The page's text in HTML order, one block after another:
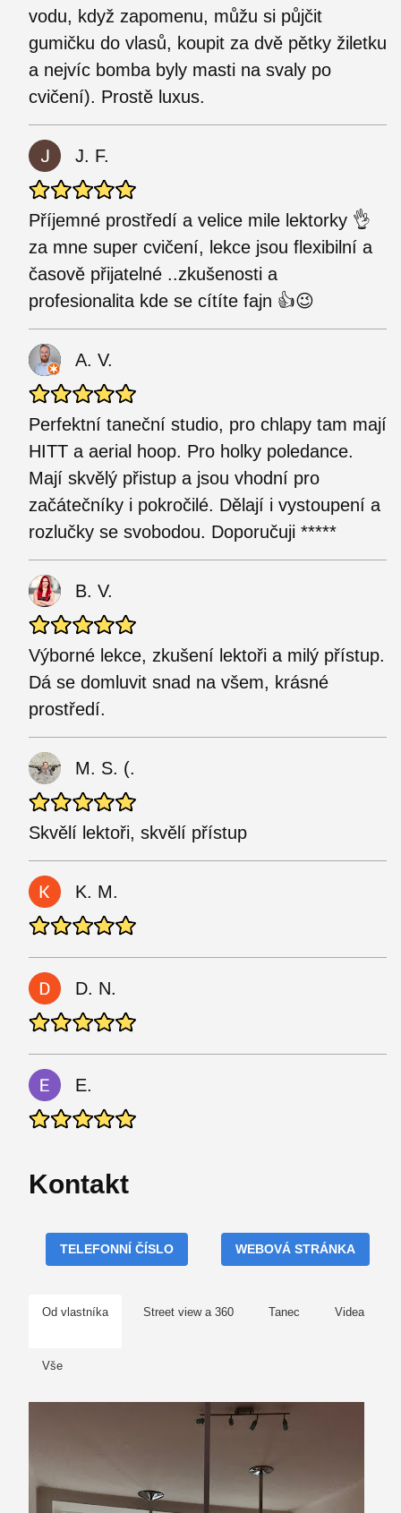
vodu, když zapomenu, můžu si půjčit
gumičku do vlasů, koupit za dvě pětky žiletku
a nejvíc bomba byly masti na svaly po
cvičení). Prostě luxus.
J. F.
Příjemné prostředí a velice mile lektorky 👌
za mne super cvičení, lekce jsou flexibilní a
časově přijatelné ..zkušenosti a
profesionalita kde se cítíte fajn 👍😉
A. V.
Perfektní taneční studio, pro chlapy tam mají
HITT a aerial hoop. Pro holky poledance.
Mají skvělý přistup a jsou vhodní pro
začátečníky i pokročilé. Dělají i vystoupení a
rozlučky se svobodou. Doporučuji *****
B. V.
Výborné lekce, zkušení lektoři a milý přístup.
Dá se domluvit snad na všem, krásné
prostředí.
M. S. (.
Skvělí lektoři, skvělí přístup
K. M.
D. N.
E.
Kontakt
TELEFONNÍ ČÍSLO WEBOVÁ STRÁNKA
Od vlastníka Street view a 360 Tanec Videa
Vše